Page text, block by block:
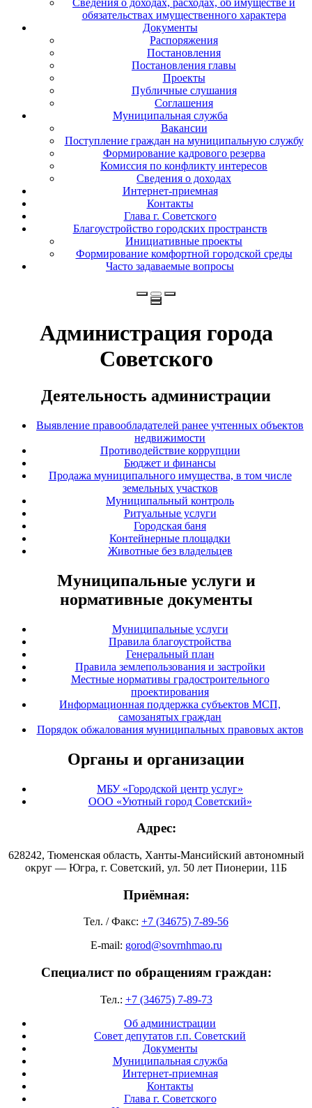
Сведения о доходах, расходах, об имуществе и
обязательствах имущественного характера
Документы
Распоряжения
Постановления
Постановления главы
Проекты
Публичные слушания
Соглашения
Муниципальная служба
Вакансии
Поступление граждан на муниципальную службу
Формирование кадрового резерва
Комиссия по конфликту интересов
Сведения о доходах
Интернет-приемная
Контакты
Глава г. Советского
Благоустройство городских пространств
Инициативные проекты
Формирование комфортной городской среды
Часто задаваемые вопросы
Администрация города
Советского
Деятельность администрации
Выявление правообладателей ранее учтенных объектов
недвижимости
Противодействие коррупции
Бюджет и финансы
Продажа муниципального имущества, в том числе
земельных участков
Муниципальный контроль
Ритуальные услуги
Городская баня
Контейнерные площадки
Животные без владельцев
Муниципальные услуги и
нормативные документы
Муниципальные услуги
Правила благоустройства
Генеральный план
Правила землепользования и застройки
Местные нормативы градостроительного
проектирования
Информационная поддержка субъектов МСП,
самозанятых граждан
Порядок обжалования муниципальных правовых актов
Органы и организации
МБУ «Городской центр услуг»
ООО «Уютный город Советский»
Адрес:
628242, Тюменская область, Ханты-Мансийский автономный
округ — Югра, г. Советский, ул. 50 лет Пионерии, 11Б
Приёмная:
Тел. / Факс: +7 (34675) 7-89-56
E-mail: gorod@sovrnhmao.ru
Специалист по обращениям граждан:
Тел.: +7 (34675) 7-89-73
Об администрации
Совет депутатов г.п. Советский
Документы
Муниципальная служба
Интернет-приемная
Контакты
Глава г. Советского